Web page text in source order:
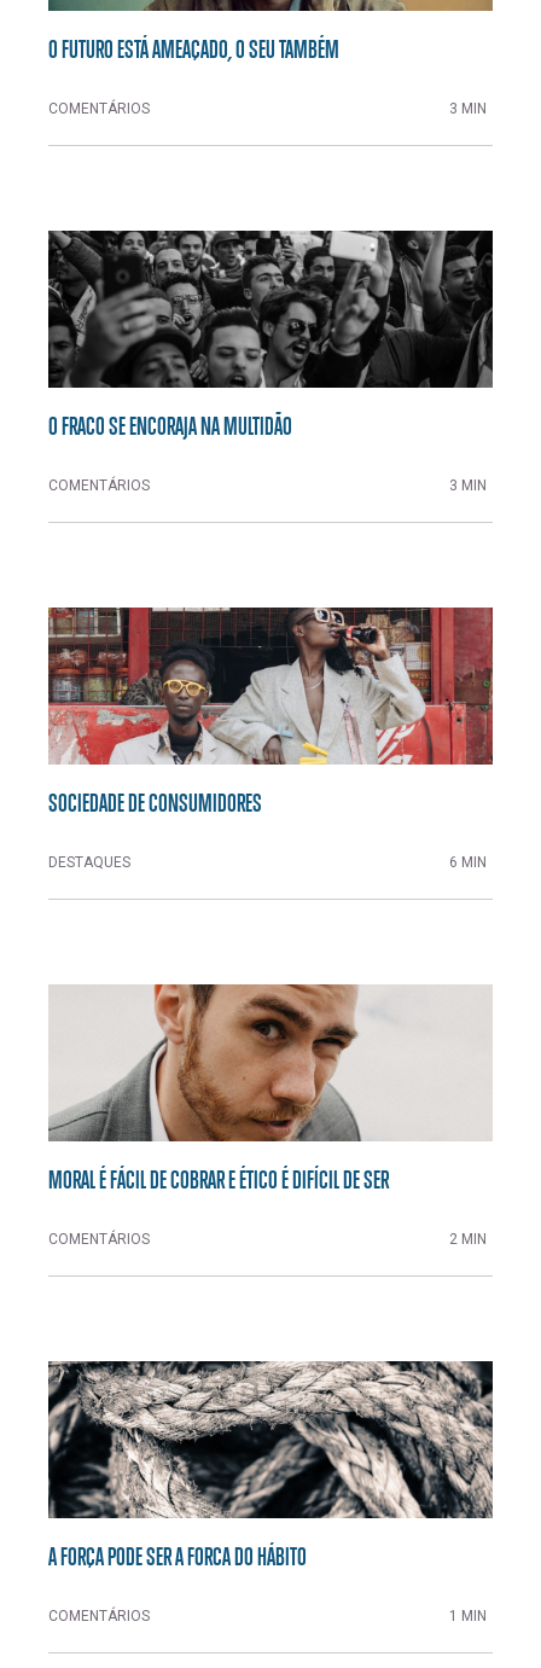
O FUTURO ESTÁ AMEAÇADO, O SEU TAMBÉM
COMENTÁRIOS 3 MIN
O FRACO SE ENCORAJA NA MULTIDÃO
COMENTÁRIOS 3 MIN
SOCIEDADE DE CONSUMIDORES
DESTAQUES 6 MIN
MORAL É FÁCIL DE COBRAR E ÉTICO É DIFÍCIL DE SER
COMENTÁRIOS 2 MIN
A FORÇA PODE SER A FORCA DO HÁBITO
COMENTÁRIOS 1 MIN